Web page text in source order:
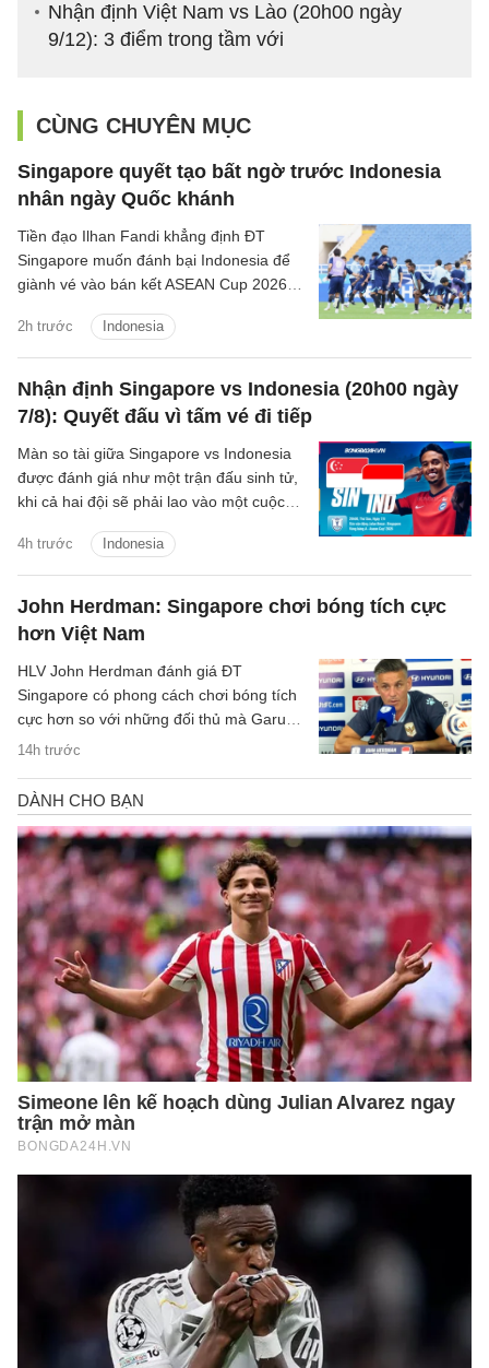
Nhận định Việt Nam vs Lào (20h00 ngày
9/12): 3 điểm trong tầm với
CÙNG CHUYÊN MỤC
Singapore quyết tạo bất ngờ trước Indonesia
nhân ngày Quốc khánh
2h trước Indonesia
Tiền đạo Ilhan Fandi khẳng định ĐT
Singapore muốn đánh bại Indonesia để
giành vé vào bán kết ASEAN Cup 2026,
dành tặng NHM nhân dịp Quốc khánh
Singapore.
Nhận định Singapore vs Indonesia (20h00 ngày
7/8): Quyết đấu vì tấm vé đi tiếp
4h trước Indonesia
Màn so tài giữa Singapore vs Indonesia
được đánh giá như một trận đấu sinh tử,
khi cả hai đội sẽ phải lao vào một cuộc
vào bán kết.
John Herdman: Singapore chơi bóng tích cực
hơn Việt Nam
14h trước
HLV John Herdman đánh giá ĐT
Singapore có phong cách chơi bóng tích
cực hơn so với những đối thủ mà Garuda
đã gặp trước đó.